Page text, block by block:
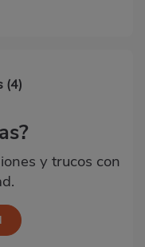
(4)
y trucos con